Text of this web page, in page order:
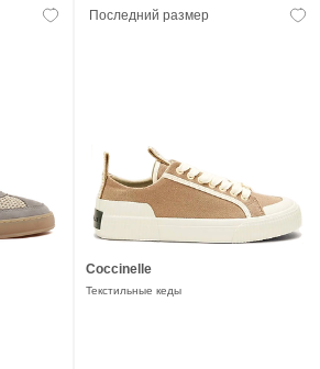
Последний размер
Coccinelle
Текстильные кеды